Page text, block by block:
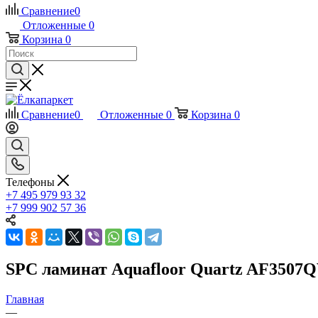
Сравнение0
Отложенные 0
Корзина 0
Сравнение0 Отложенные 0 Корзина 0
Телефоны
+7 495 979 93 32
+7 999 902 57 36
SPC ламинат Aquafloor Quartz
Главная
—